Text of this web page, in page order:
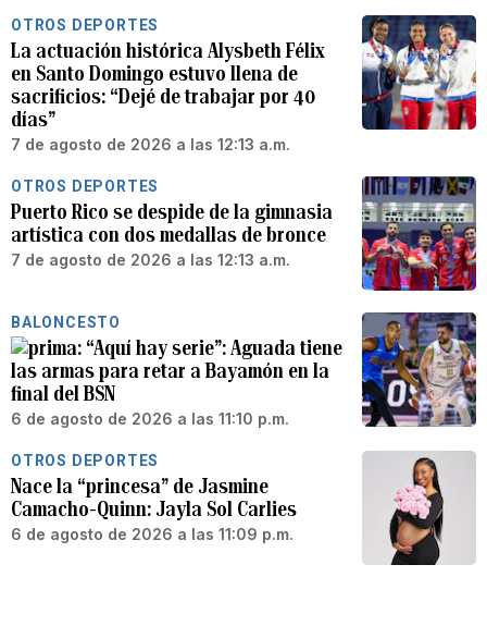
OTROS DEPORTES
La actuación histórica Alysbeth Félix
en Santo Domingo estuvo llena de
sacrificios: “Dejé de trabajar por 40
días”
7 de agosto de 2026 a las 12:13 a.m.
OTROS DEPORTES
Puerto Rico se despide de la gimnasia
artística con dos medallas de bronce
7 de agosto de 2026 a las 12:13 a.m.
BALONCESTO
“Aquí hay serie”: Aguada tiene
las armas para retar a Bayamón en la
final del BSN
6 de agosto de 2026 a las 11:10 p.m.
OTROS DEPORTES
Nace la “princesa” de Jasmine
Camacho-Quinn: Jayla Sol Carlies
6 de agosto de 2026 a las 11:09 p.m.